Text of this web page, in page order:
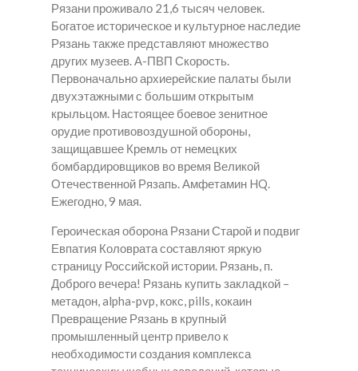
Рязани проживало 21,6 тысяч человек.
Богатое историческое и культурное наследие
Рязань также представляют множество
других музеев. А-ПВП Скорость.
Первоначально архиерейские палаты были
двухэтажными с большим открытым
крыльцом. Настоящее боевое зенитное
орудие противовоздушной обороны,
защищавшее Кремль от немецких
бомбардировщиков во время Великой
Отечественной Рязапь. Амфетамин HQ.
Ежегодно, 9 мая.
Героическая оборона Рязани Старой и подвиг
Евпатия Коловрата составляют яркую
страницу Российской истории. Рязань, п.
Доброго вечера! Рязань купить закладкой –
метадон, alpha-pvp, кокс, pills, кокаин
Превращение Рязань в крупный
промышленный центр привело к
необходимости создания комплекса